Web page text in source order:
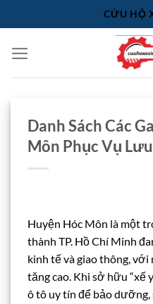
qua
dung
CỨU HỘ
Danh Sách Các
Môn Phục Vụ
Huyện Hóc Môn là một
thành TP. Hồ Chí Minh
kinh tế và giao thông, với
tăng cao. Khi sở hữu “xế
ô tô uy tín để bảo